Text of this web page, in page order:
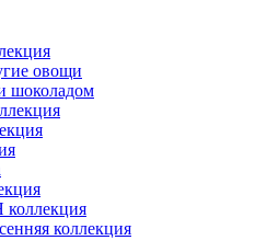
овощи
шоколадом
коллекция